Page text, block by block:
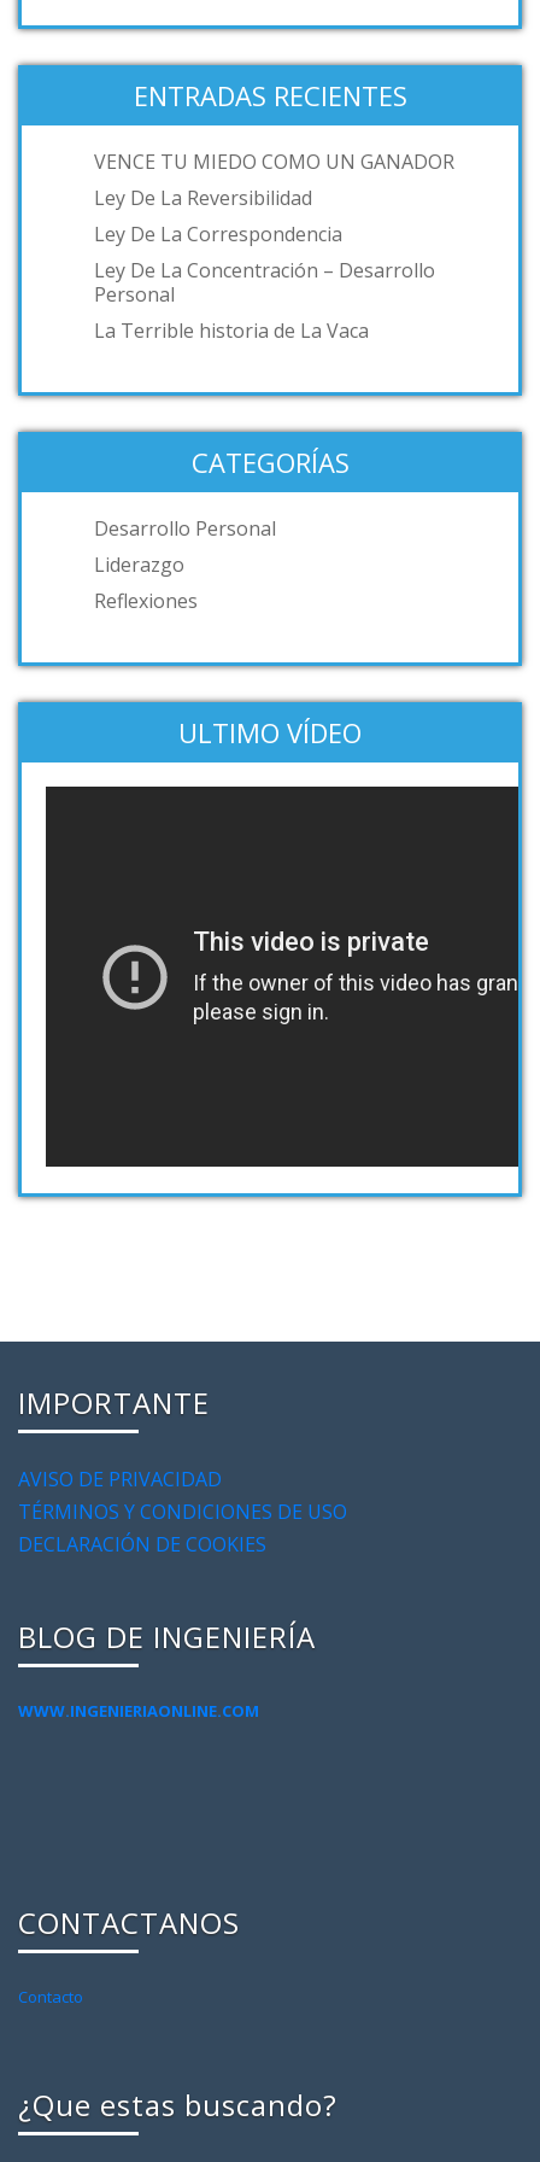
ENTRADAS RECIENTES
VENCE TU MIEDO COMO UN GANADOR
Ley De La Reversibilidad
Ley De La Correspondencia
Ley De La Concentración – Desarrollo
Personal
La Terrible historia de La Vaca
CATEGORÍAS
Desarrollo Personal
Liderazgo
Reflexiones
ULTIMO VÍDEO
IMPORTANTE
AVISO DE PRIVACIDAD
TÉRMINOS Y CONDICIONES DE USO
DECLARACIÓN DE COOKIES
BLOG DE INGENIERÍA
WWW.INGENIERIAONLINE.COM
CONTACTANOS
Contacto
¿Que estas buscando?